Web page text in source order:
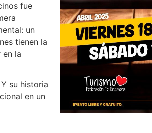
fue
un
tienen la
en la
su historia
en un